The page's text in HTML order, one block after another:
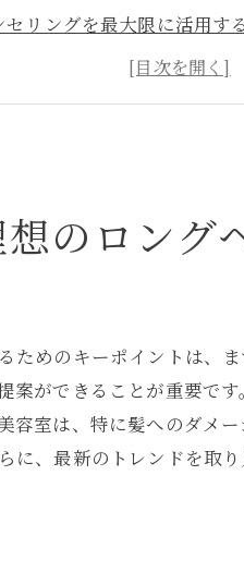
セリングを最大限に活用す
市での美容室の特徴と選び方
ヘアを叶える美容室のポイ
が提案する北九州市での
ンドを取り入れたロング
引き出すロングヘアスタイ
タイル選びで気をつけるポ
で相談したいロングヘアス
のロング
ためのキーポイントは、
ができることが重要で
室は、特に髪へのダメ
に、最新のトレンドを取